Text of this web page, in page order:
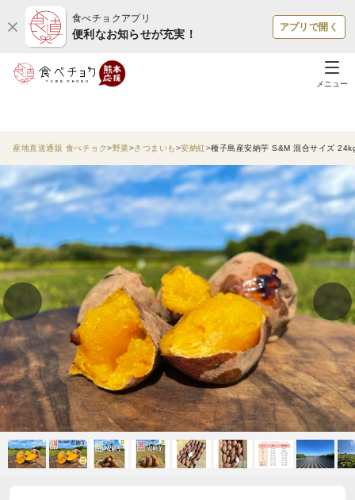
食べチョクアプリ
便利なお知らせが充実！
アプリで開く
メニュー
産地直送通販 食べチョク 野菜 さつまいも 安納紅 種子島産安納芋 S&M 混合サイズ